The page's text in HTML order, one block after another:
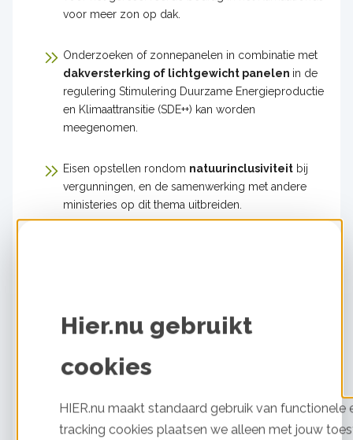
voor meer zon op dak.
Onderzoeken of zonnepanelen in combinatie met
dakversterking of lichtgewicht panelen in de
regulering Stimulering Duurzame Energieproductie
en Klimaattransitie (SDE++) kan worden
meegenomen.
Eisen opstellen rondom natuurinclusiviteit bij
vergunningen, en de samenwerking met andere
ministeries op dit thema uitbreiden.
Verduurzaming voor Verenigingen van Eigenaars
(SVVE) en welke knelpunten er in de bestaande
zijn voor zonnepanelenen op hoeveel van die
daken in 2025 panelen moeten liggen.
Hier.nu gebruikt
cookies
HIER.nu maakt standaard gebruik van
tracking cookies plaatsen we alleen met jouw